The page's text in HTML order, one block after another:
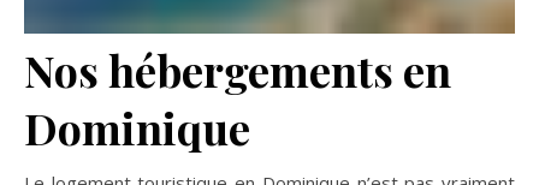
Nos hébergements en
Dominique